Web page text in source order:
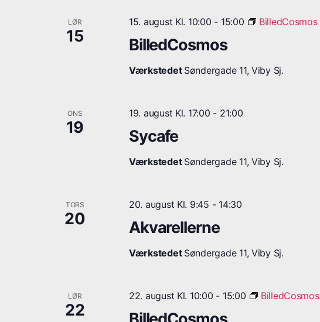
LØR
15
15. august Kl. 10:00 - 15:00 BilledCosmos
BilledCosmos
Værkstedet Søndergade 11, Viby Sj.
ONS
19
19. august Kl. 17:00 - 21:00
Sycafe
Værkstedet Søndergade 11, Viby Sj.
TORS
20
20. august Kl. 9:45 - 14:30
Akvarellerne
Værkstedet Søndergade 11, Viby Sj.
LØR
22
22. august Kl. 10:00 - 15:00 BilledCosmos